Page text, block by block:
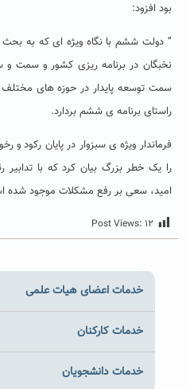
بود افزود:
” دولت ششم با نگاه ویژه ای که به
نخبگان در برنامه ریزی کشور و سمت و
سمت توسعه پایدار در حوزه های
راستای برنامه ی ششم بردارد.
فرماندار ویژه ی سبزوار در پایان رکود
را یک خطر بزرگ بیان کرد که با
امید، سعی بر رفع مشکلات موجود شده
Post Views: ۱۲
خدمات اعضای هیات علمی
خدمات کارکنان
خدمات دانشجویان